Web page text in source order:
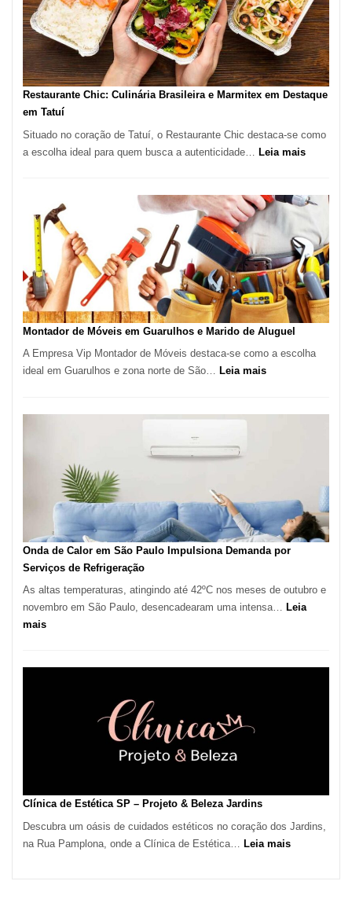
com
Restaurante Chic: Culinária Brasileira e Marmitex em Destaque
em Tatuí
Situado no coração de Tatuí, o Restaurante Chic destaca-se como
a escolha ideal para quem busca a autenticidade… Leia mais:
Culinária
Brasileira
e
Marmitex
em
Destaque
em
Tatuí
Montador de Móveis em Guarulhos e Marido de Aluguel
A Empresa Vip Montador de Móveis destaca-se como a escolha
ideal em Guarulhos e zona norte de São… Leia mais:
de
Aluguel
Onda de Calor em São Paulo Impulsiona Demanda por
Serviços de Refrigeração
As altas temperaturas, atingindo até 42ºC nos meses de outubro e
novembro em São Paulo, desencadearam uma intensa… Leia
mais:
Serviços
Refrigeração
Clínica de Estética SP – Projeto & Beleza Jardins
Descubra um oásis de cuidados estéticos no coração dos Jardins,
na Rua Pamplona, onde a Clínica de Estética…
Leia mais: